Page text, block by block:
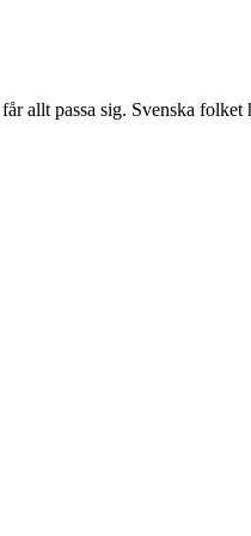
får allt passa sig. Svenska folket